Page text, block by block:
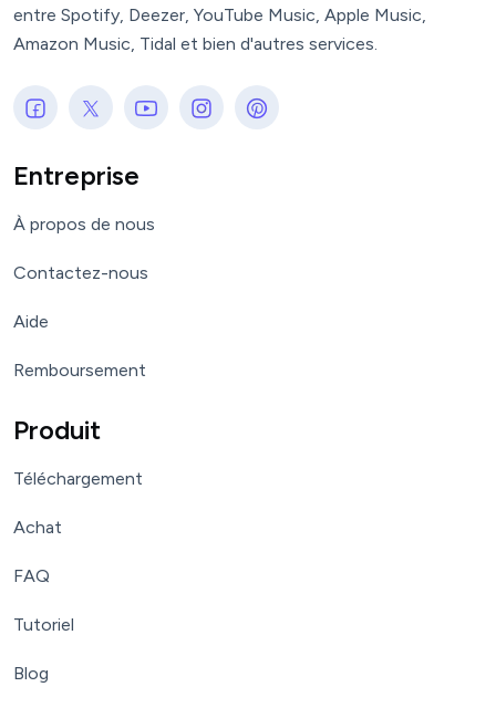
entre Spotify, Deezer, YouTube Music, Apple Music,
Amazon Music, Tidal et bien d'autres services.
Entreprise
À propos de nous
Contactez-nous
Aide
Remboursement
Produit
Téléchargement
Achat
FAQ
Tutoriel
Blog